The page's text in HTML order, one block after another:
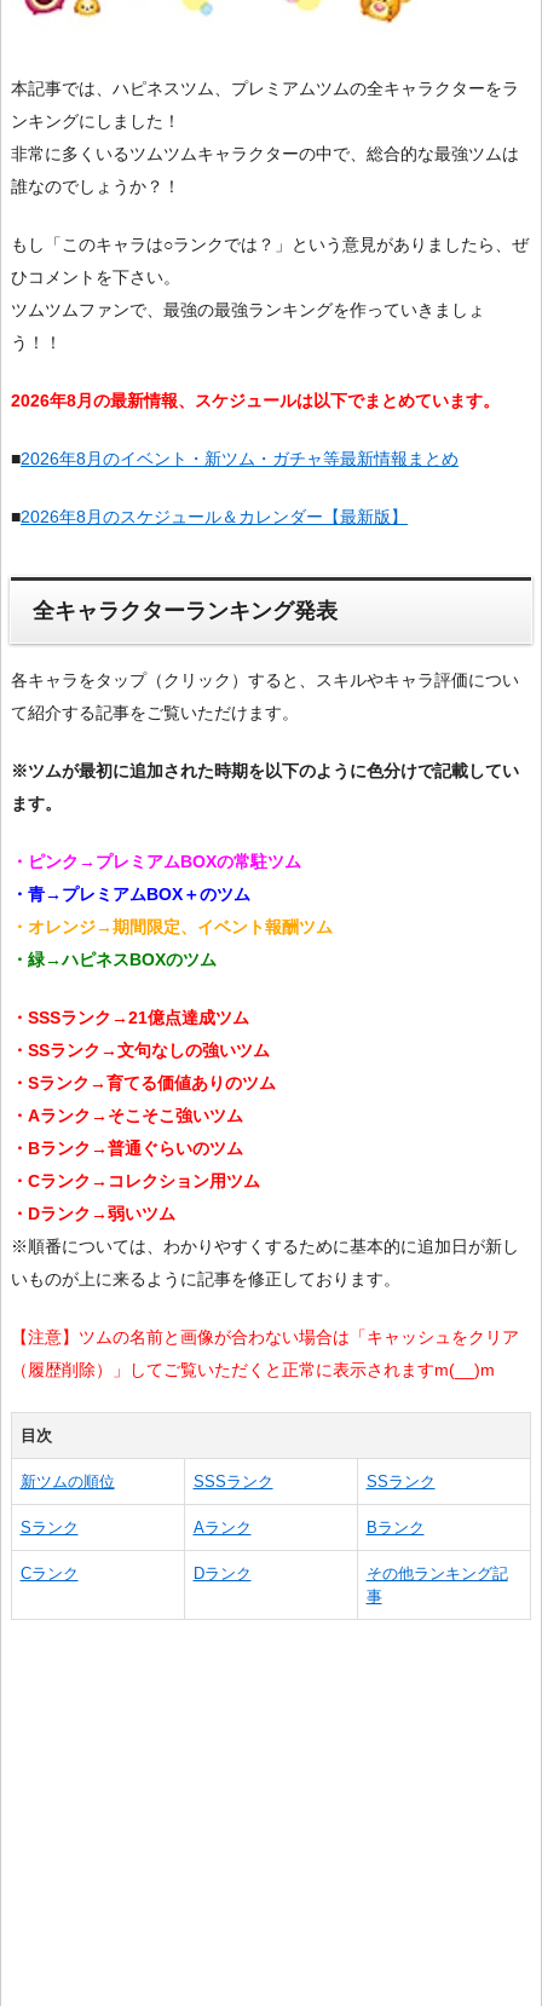
本記事では、ハピネスツム、プレミアムツムの全キャラクターをラ
ンキングにしました！
非常に多くいるツムツムキャラクターの中で、総合的な最強ツムは
誰なのでしょうか？！
もし「このキャラは○ランクでは？」という意見がありましたら、ぜ
ひコメントを下さい。
ツムツムファンで、最強の最強ランキングを作っていきましょ
う！！
2026年8月の最新情報、スケジュールは以下でまとめています。
■2026年8月のイベント・新ツム・ガチャ等最新情報まとめ
■2026年8月のスケジュール＆カレンダー【最新版】
全キャラクターランキング発表
各キャラをタップ（クリック）すると、スキルやキャラ評価につい
て紹介する記事をご覧いただけます。
※ツムが最初に追加された時期を以下のように色分けで記載してい
ます。
・ピンク→プレミアムBOXの常駐ツム
・青→プレミアムBOX＋のツム
・オレンジ→期間限定、イベント報酬ツム
・緑→ハピネスBOXのツム
・SSSランク→21億点達成ツム
・SSランク→文句なしの強いツム
・Sランク→育てる価値ありのツム
・Aランク→そこそこ強いツム
・Bランク→普通ぐらいのツム
・Cランク→コレクション用ツム
・Dランク→弱いツム
※順番については、わかりやすくするために基本的に追加日が新し
いものが上に来るように記事を修正しております。
【注意】ツムの名前と画像が合わない場合は「キャッシュをクリア
（履歴削除）」してご覧いただくと正常に表示されますm(__)m
目次
新ツムの順位 SSSランク SSランク
Sランク Aランク Bランク
Cランク Dランク
その他ランキング記
事